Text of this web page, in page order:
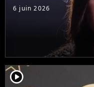
6 juin 2026
player2